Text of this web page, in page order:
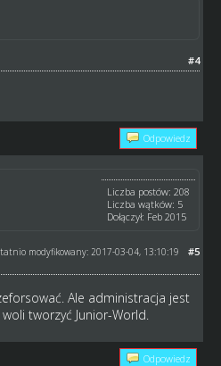
#4
Odpowiedz
Liczba postów: 208
Liczba wątków: 5
Dołączył: Feb 2015
#5
modyfikowany: 2017-03-04, 13:10:19
Ale administracja jest
tworzyć Junior-World.
Odpowiedz